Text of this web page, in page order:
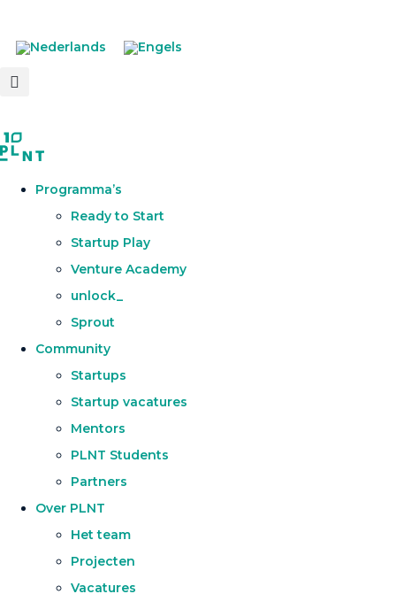
Programma’s
Ready to Start
Startup Play
Venture Academy
unlock_
Sprout
Community
Startups
Startup vacatures
Mentors
PLNT Students
Partners
Over PLNT
Het team
Projecten
Vacatures